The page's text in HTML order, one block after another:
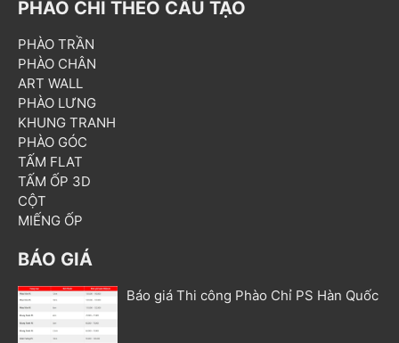
PHÀO CHỈ THEO CẤU TẠO
PHÀO TRẦN
PHÀO CHÂN
ART WALL
PHÀO LƯNG
KHUNG TRANH
PHÀO GÓC
TẤM FLAT
TẤM ỐP 3D
CỘT
MIẾNG ỐP
BÁO GIÁ
Báo giá Thi công Phào Chỉ PS Hàn Quốc